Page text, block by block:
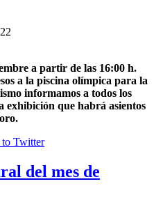
a partir de las 16:00 h.
a la piscina olímpica para la
informamos a todos los
exhibición que habrá asientos
del mes de